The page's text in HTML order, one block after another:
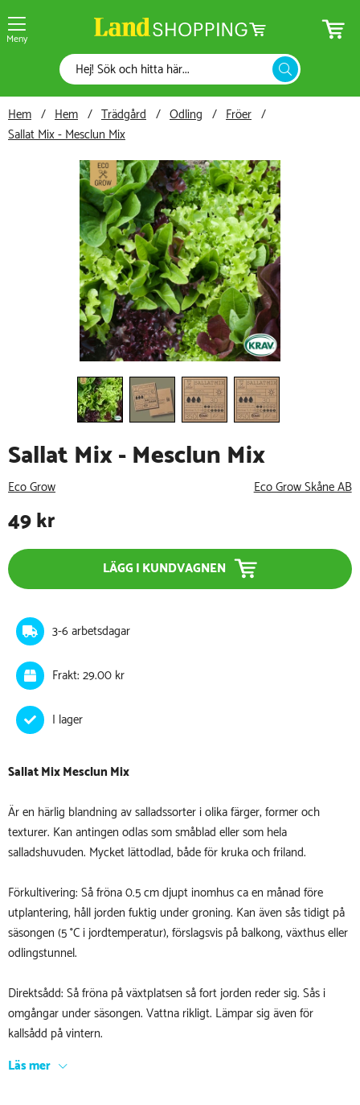
Meny
Hem Hem Trädgård Odling
Fröer
Sallat Mix - Mesclun Mix
Sallat Mix - Mesclun Mix
Eco Grow Eco Grow Skåne AB
49kr
LÄGG I KUNDVAGNEN
3-6 arbetsdagar
Frakt: 29.00 kr
Sallat Mix Mesclun Mix
Är en härlig blandning av salladssorter i olika färger, former och
texturer. Kan antingen odlas som småblad eller som hela
salladshuvuden. Mycket lättodlad, både för kruka och friland.
Förkultivering: Så fröna 0.5 cm djupt inomhus ca en månad före
utplantering, håll jorden fuktig under groning. Kan även sås tidigt på
säsongen (5 °C i jordtemperatur), förslagsvis på balkong, växthus eller
odlingstunnel.
Direktsådd: Så fröna på växtplatsen så fort jorden reder sig. Sås i
omgångar under säsongen. Vattna rikligt. Lämpar sig även för
kallsådd på vintern.
Läs mer